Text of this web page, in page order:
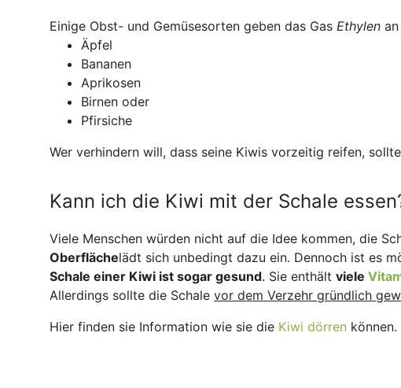
Einige Obst- und Gemüsesorten geben das Gas Ethylen
Äpfel
Bananen
Aprikosen
Birnen oder
Pfirsiche
Wer verhindern will, dass seine Kiwis vorzeitig reifen,
Kann ich die Kiwi mit der Schale
Viele Menschen würden nicht auf die Idee kommen, die
Oberflächelädt sich unbedingt dazu ein. Dennoch ist es
Schale einer Kiwi ist sogar gesund. Sie enthält viele
Allerdings sollte die Schale vor dem Verzehr gründlich
Hier finden sie Information wie sie die Kiwi dörren können.